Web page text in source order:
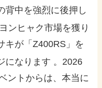
背中を強烈に後押し
ンヒャク市場を獲り
キが「Z400RS」を
になります 。2026
ントからは、本当に